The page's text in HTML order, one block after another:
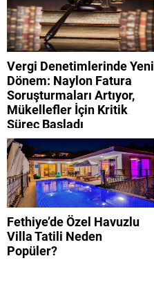
Osmaniye 9 Ağustos 2026
AFAD son depremler
listesi
Vergi Denetimlerinde Yeni
Dönem: Naylon Fatura
Soruşturmaları Artıyor,
Mükellefler İçin Kritik
Süreç Başladı
Fethiye’de Özel Havuzlu
Villa Tatili Neden
Popüler?